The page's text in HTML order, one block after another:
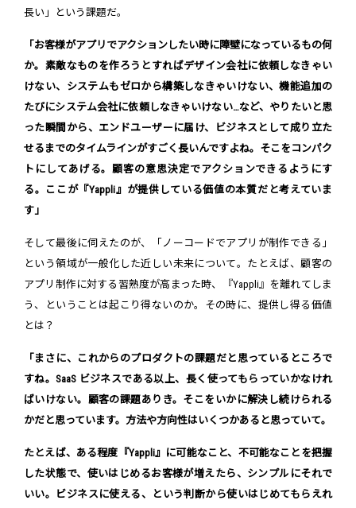
長い」という課題だ。
「お客様がアプリでアクションしたい時に障壁になっているもの何
か。素敵なものを作ろうとすればデザイン会社に依頼しなきゃい
けない、システムもゼロから構築しなきゃいけない、機能追加の
たびにシステム会社に依頼しなきゃいけない…など、やりたいと思
った瞬間から、エンドユーザーに届け、ビジネスとして成り立た
せるまでのタイムラインがすごく長いんですよね。そこをコンパク
トにしてあげる。顧客の意思決定でアクションできるようにす
る。ここが『Yappli』が提供している価値の本質だと考えていま
す」
そして最後に伺えたのが、「ノーコードでアプリが制作できる」
という領域が一般化した近しい未来について。たとえば、顧客の
アプリ制作に対する習熟度が高まった時、『Yappli』を離れてしま
う、ということは起こり得ないのか。その時に、提供し得る価値
とは？
「まさに、これからのプロダクトの課題だと思っているところで
すね。SaaS ビジネスである以上、長く使ってもらっていかなけれ
ばいけない。顧客の課題ありき。そこをいかに解決し続けられる
かだと思っています。方法や方向性はいくつかあると思っていて。
たとえば、ある程度『Yappli』に可能なこと、不可能なことを把握
した状態で、使いはじめるお客様が増えたら、シンプルにそれで
いい。ビジネスに使える、という判断から使いはじめてもらえれ